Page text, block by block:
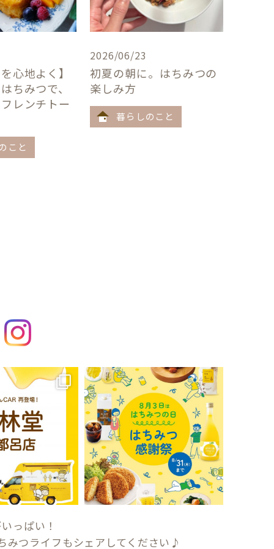
心地よく】
ちみつで、
レンチトー
こと
2026/06/23
初夏の朝に。はちみつの
楽しみ方
暮らしのこと
っぱい！
みつライフもシェアしてください♪